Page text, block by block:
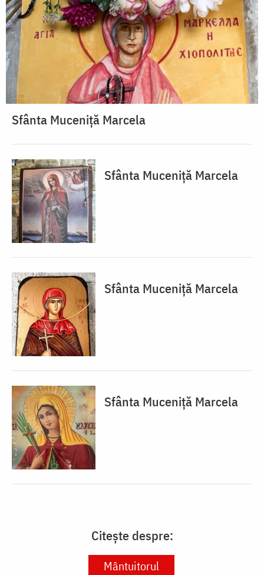
Sfânta Muceniță Marcela
Sfânta Muceniță Marcela
Sfânta Muceniță Marcela
Sfânta Muceniță Marcela
Citește despre:
Mântuitorul